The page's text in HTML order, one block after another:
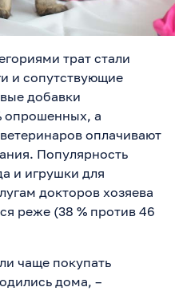
трат стали
и сопутствующие
добавки
опрошенных, а
оплачивают
Популярность
и игрушки для
докторов хозяева
реже (38 % против 46
чаще покупать
дома, –